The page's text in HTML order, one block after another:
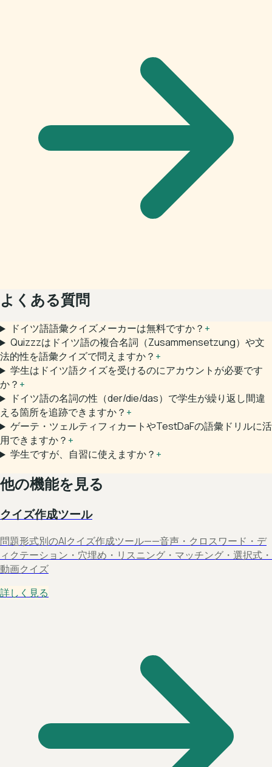
よくある質問
ドイツ語語彙クイズメーカーは無料ですか？ +
Quizzzはドイツ語の複合名詞（Zusammensetzung）や文
法的性を語彙クイズで問えますか？ +
学生はドイツ語クイズを受けるのにアカウントが必要です
か？ +
ドイツ語の名詞の性（der/die/das）で学生が繰り返し間違
える箇所を追跡できますか？ +
ゲーテ・ツェルティフィカートやTestDaFの語彙ドリルに活
用できますか？ +
学生ですが、自習に使えますか？ +
他の機能を見る
クイズ作成ツール
問題形式別のAIクイズ作成ツール——音声・クロスワード・デ
ィクテーション・穴埋め・リスニング・マッチング・選択式・
動画クイズ
詳しく見る